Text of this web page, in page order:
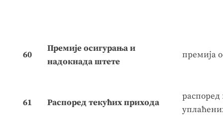
60
Премије осигурања и
надокнада штете
премија
61 Распоред текућих прихода
распоред